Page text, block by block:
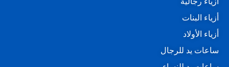
أزياء البنات
أزياء الأولاد
ساعات يد للرجال